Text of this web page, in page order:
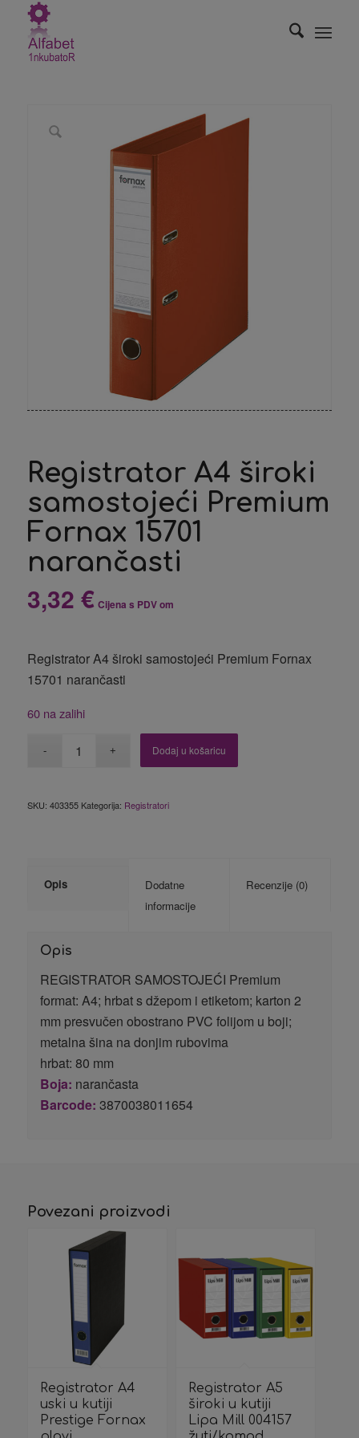
Registrator A4 široki
samostojeći Premium
Fornax 15701
narančasti
3,32 € Cijena s PDV om
Registrator A4 široki samostojeći Premium Fornax
15701 narančasti
60 na zalihi
Dodaj u košaricu
SKU: 403355 Kategorija: Registratori
Opis
Dodatne
informacije
Recenzije (0)
Opis
REGISTRATOR SAMOSTOJEĆI Premium
format: A4; hrbat s džepom i etiketom; karton 2
mm presvučen obostrano PVC folijom u boji;
metalna šina na donjim rubovima
hrbat: 80 mm
Boja: narančasta
Barcode: 3870038011654
Povezani proizvodi
Registrator A4
uski u kutiji
Prestige Fornax
Registrator A5
široki u kutiji
Lipa Mill 004157